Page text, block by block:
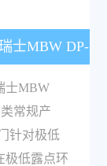
士MBW DP-
士MBW
常规产
针对极低
极低露点环